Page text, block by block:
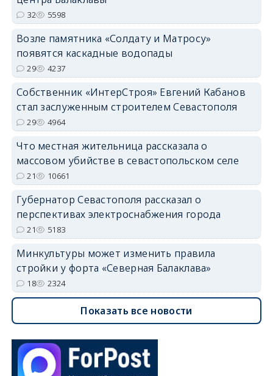
32 5598
Возле памятника «Солдату и Матросу»
появятся каскадные водопады
29 4237
Собственник «ИнтерСтроя» Евгений Кабанов
стал заслуженным строителем Севастополя
29 4964
Что местная жительница рассказала о
массовом убийстве в севастопольском селе
21 10661
Губернатор Севастополя рассказал о
перспективах электроснабжения города
21 5183
Минкультуры может изменить правила
стройки у форта «Северная Балаклава»
18 2324
Показать все новости